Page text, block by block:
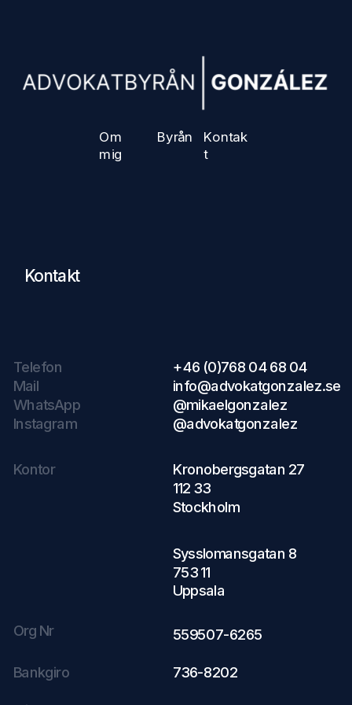
Om
mig
Byrån
Kontak
t
Kontakt
Telefon
Mail
WhatsApp
Instagram
Kontor
Org Nr
Bankgiro
+46 (0)768 04 68 04
info@advokatgonzalez.se
@mikaelgonzalez
@advokatgonzalez
Kronobergsgatan 27
112 33
Stockholm
Sysslomansgatan 8
753 11
Uppsala
559507-6265
736-8202